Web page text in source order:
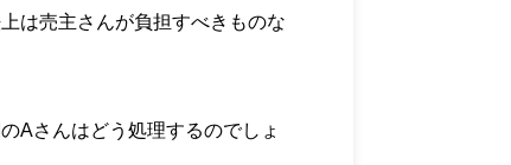
は売主さんが負担すべきものな
Aさんはどう処理するのでしょ